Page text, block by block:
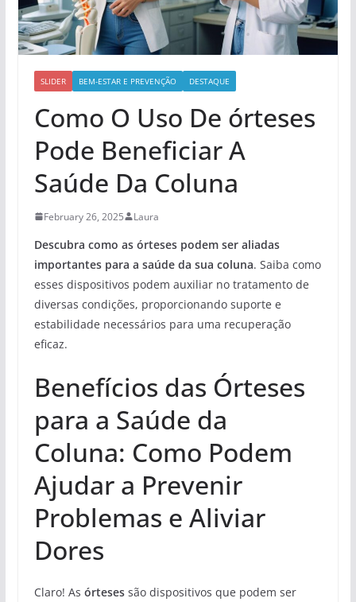
SLIDER BEM-ESTAR E PREVENÇÃO DESTAQUE
Como O Uso De órteses
Pode Beneficiar A
Saúde Da Coluna
February 26, 2025 Laura
Descubra como as órteses podem ser aliadas
importantes para a saúde da sua coluna. Saiba como
esses dispositivos podem auxiliar no tratamento de
diversas condições, proporcionando suporte e
estabilidade necessários para uma recuperação
eficaz.
Benefícios das Órteses
para a Saúde da
Coluna: Como Podem
Ajudar a Prevenir
Problemas e Aliviar
Dores
Claro! As órtesessão dispositivos que podem ser